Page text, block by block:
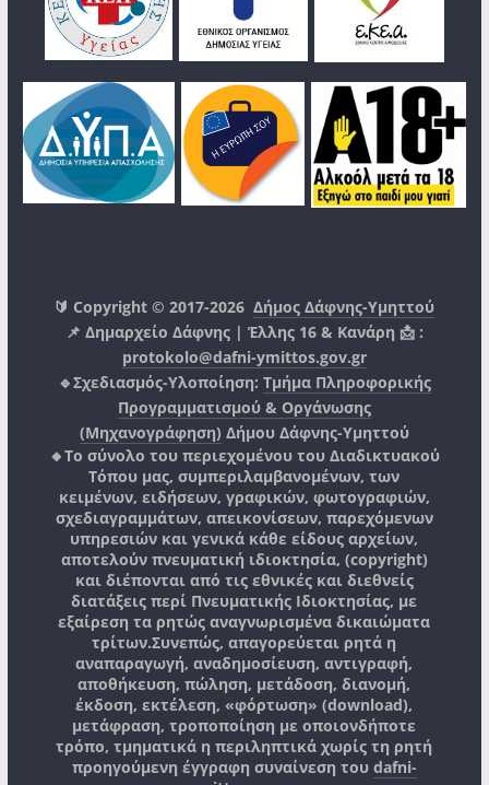
🔰 Copyright © 2017-2026Δήμος Δάφνης-Υμηττού
📌 Δημαρχείο Δάφνης | Έλλης 16 & Κανάρη 📩 :
protokolo@dafni-ymittos.gov.gr
🔹Σχεδιασμός-Υλοποίηση: Τμήμα Πληροφορικής
Προγραμματισμού & Οργάνωσης
(Μηχανογράφηση) Δήμου Δάφνης-Υμηττού
🔸Το σύνολο του περιεχομένου του Διαδικτυακού
Τόπου μας, συμπεριλαμβανομένων, των
κειμένων, ειδήσεων, γραφικών, φωτογραφιών,
σχεδιαγραμμάτων, απεικονίσεων, παρεχόμενων
υπηρεσιών και γενικά κάθε είδους αρχείων,
αποτελούν πνευματική ιδιοκτησία, (copyright)
και διέπονται από τις εθνικές και διεθνείς
διατάξεις περί Πνευματικής Ιδιοκτησίας, με
εξαίρεση τα ρητώς αναγνωρισμένα δικαιώματα
τρίτων.Συνεπώς, απαγορεύεται ρητά η
αναπαραγωγή, αναδημοσίευση, αντιγραφή,
αποθήκευση, πώληση, μετάδοση, διανομή,
έκδοση, εκτέλεση, «φόρτωση» (download),
μετάφραση, τροποποίηση με οποιονδήποτε
τρόπο, τμηματικά η περιληπτικά χωρίς τη ρητή
προηγούμενη έγγραφη συναίνεση του dafni-